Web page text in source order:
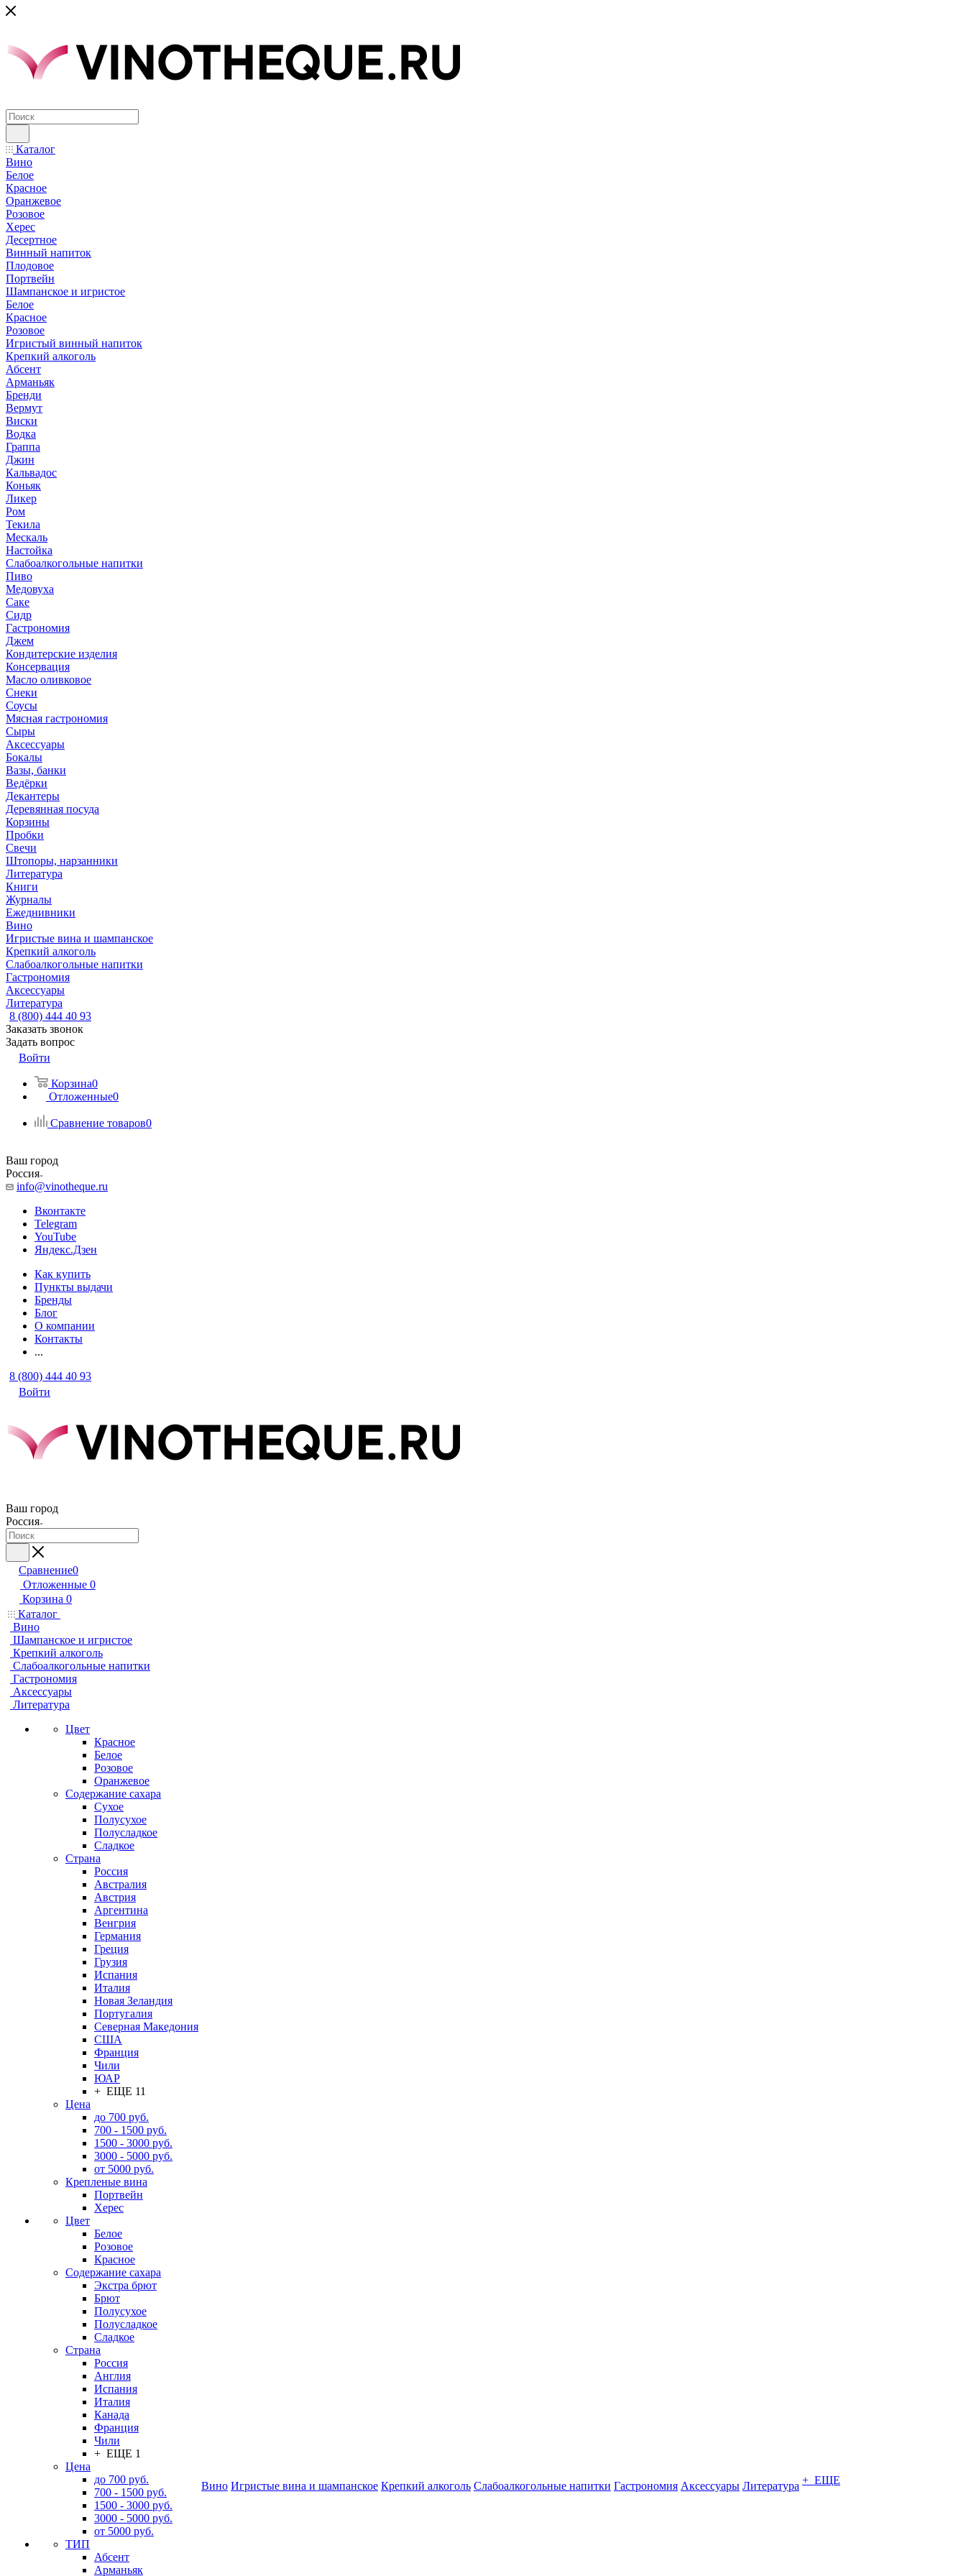
Каталог
Вино
Белое
Красное
Оранжевое
Розовое
Херес
Десертное
Винный напиток
Плодовое
Портвейн
Шампанское и игристое
Белое
Красное
Розовое
Игристый винный напиток
Крепкий алкоголь
Абсент
Арманьяк
Бренди
Вермут
Виски
Водка
Граппа
Джин
Кальвадос
Коньяк
Ликер
Ром
Текила
Мескаль
Настойка
Слабоалкогольные напитки
Пиво
Медовуха
Саке
Сидр
Гастрономия
Джем
Кондитерские изделия
Консервация
Масло оливковое
Снеки
Соусы
Мясная гастрономия
Сыры
Аксессуары
Бокалы
Вазы, банки
Ведёрки
Декантеры
Деревянная посуда
Корзины
Пробки
Свечи
Штопоры, нарзанники
Литература
Книги
Журналы
Ежеднивники
Вино
Игристые вина и шампанское
Крепкий алкоголь
Слабоалкогольные напитки
Гастрономия
Аксессуары
Литература
8 (800) 444 40 93
Заказать звонок
Задать вопрос
Войти
Корзина0
Отложенные0
Сравнение товаров0
Ваш город
Россия
info@vinotheque.ru
Вконтакте
Telegram
YouTube
Яндекс.Дзен
Как купить
Пункты выдачи
Бренды
Блог
О компании
Контакты
...
8 (800) 444 40 93
Войти
Ваш город
Россия
Сравнение0
Отложенные 0
Корзина 0
Каталог
Вино
Шампанское и игристое
Крепкий алкоголь
Слабоалкогольные напитки
Гастрономия
Аксессуары
Литература
Цвет
Красное
Белое
Розовое
Оранжевое
Содержание сахара
Сухое
Полусухое
Полусладкое
Сладкое
Страна
Россия
Австралия
Австрия
Аргентина
Венгрия
Германия
Греция
Грузия
Испания
Италия
Новая Зеландия
Португалия
Северная Македония
США
Франция
Чили
ЮАР
+ ЕЩЕ 11
Цена
до 700 руб.
700 - 1500 руб.
1500 - 3000 руб.
3000 - 5000 руб.
от 5000 руб.
Крепленые вина
Портвейн
Херес
Цвет
Белое
Розовое
Красное
Содержание сахара
Экстра брют
Брют
Полусухое
Полусладкое
Сладкое
Страна
Россия
Англия
Испания
Италия
Канада
Франция
Чили
+ ЕЩЕ 1
Цена
до 700 руб.
700 - 1500 руб.
1500 - 3000 руб.
3000 - 5000 руб.
от 5000 руб.
ТИП
Абсент
Арманьяк
Вино Игристые вина и шампанское Крепкий алкоголь Слабоалкогольные напитки Гастрономия Аксессуары Литература + ЕЩЕ